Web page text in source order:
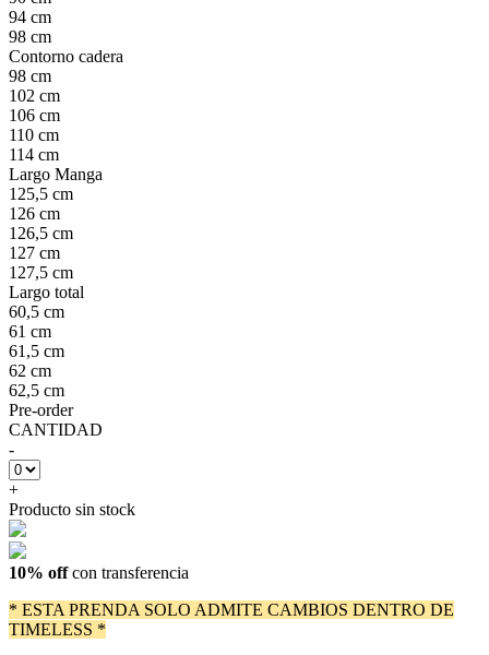
94 cm
98 cm
Contorno cadera
98 cm
102 cm
106 cm
110 cm
114 cm
Largo Manga
125,5 cm
126 cm
126,5 cm
127 cm
127,5 cm
Largo total
60,5 cm
61 cm
61,5 cm
62 cm
62,5 cm
Pre-order
CANTIDAD
-
+
Producto sin stock
10% offcon transferencia
* ESTA PRENDA SOLO ADMITE CAMBIOS DENTRO DE
TIMELESS *